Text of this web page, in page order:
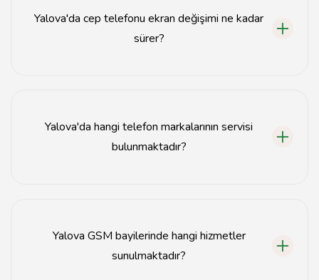
Yalova'da cep telefonu ekran değişimi ne kadar
sürer?
Yalova'da hangi telefon markalarının servisi
bulunmaktadır?
Yalova GSM bayilerinde hangi hizmetler
sunulmaktadır?